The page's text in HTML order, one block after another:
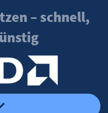
– schnell,